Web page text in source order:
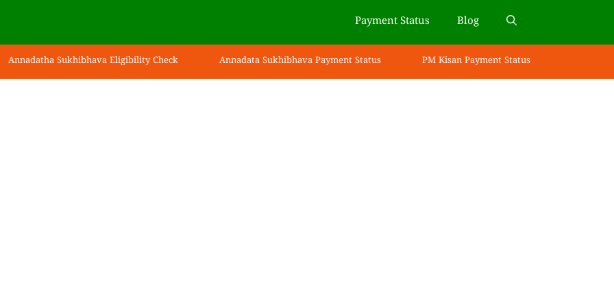
Payment Status Blog
Annadatha Sukhibhava Eligibility Check Annadata Sukhibhava Payment Status PM Kisan Payment Status